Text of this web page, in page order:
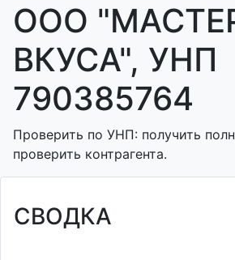
ООО
ВКУСА", УНП
790385764
Проверить по УНП: получить
проверить контрагента.
СВОДКА